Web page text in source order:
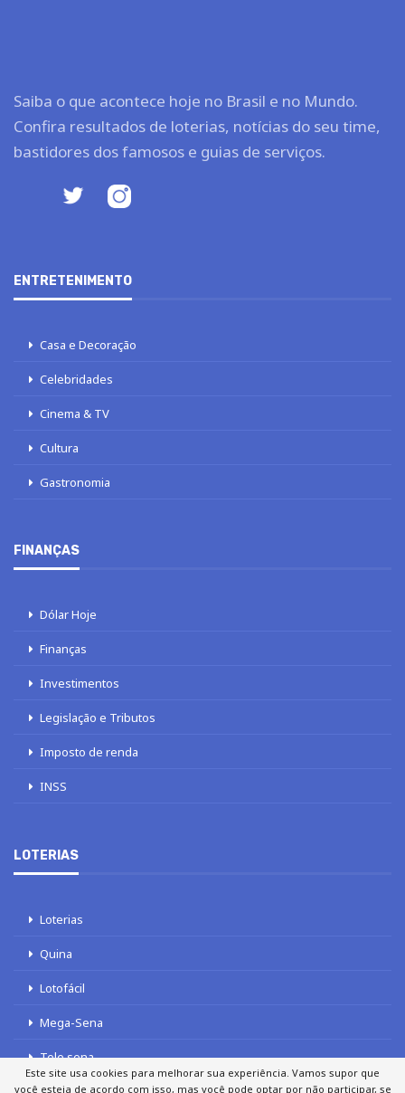
Saiba o que acontece hoje no Brasil e no Mundo.
Confira resultados de loterias, notícias do seu time,
bastidores dos famosos e guias de serviços.
ENTRETENIMENTO
Casa e Decoração
Celebridades
Cinema & TV
Cultura
Gastronomia
FINANÇAS
Dólar Hoje
Finanças
Investimentos
Legislação e Tributos
Imposto de renda
INSS
LOTERIAS
Loterias
Quina
Lotofácil
Mega-Sena
Tele sena
Este site usa cookies para melhorar sua experiência. Vamos supor que
você esteja de acordo com isso, mas você pode optar por não participar, se